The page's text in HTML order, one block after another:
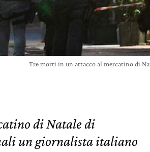
Tre morti in un attacco al mercatino di
di Natale di
un giornalista italiano